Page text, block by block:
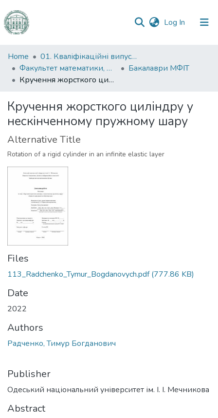
Log In (current)
Communities
&
Collections
Statistics
Home
01. Кваліфікаційні випускні роботи здобувачів вищої освіти
Факультет математики, фізики та інформаційних технологій
Бакалаври МФІТ
Кручення жорсткого циліндру у нескінченному пружному шару
Кручення жорсткого циліндру у
нескінченному пружному шару
Alternative Title
Rotation of a rigid cylinder in an infinite elastic layer
Files
113_Radchenko_Tymur_Bogdanovych.pdf(777.86 KB)
Date
2022
Authors
Радченко, Тимур Богданович
Publisher
Одеський національний університет ім. І. І. Мечникова
Abstract